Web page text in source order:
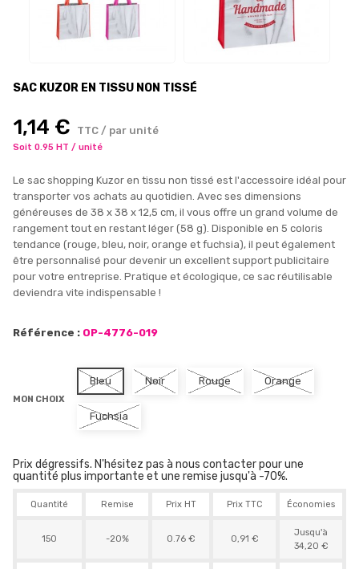
SAC KUZOR EN TISSU NON TISSÉ
1,14 € TTC / par unité
Soit 0.95 HT / unité
Le sac shopping Kuzor en tissu non tissé est l'accessoire idéal pour
transporter vos achats au quotidien. Avec ses dimensions
généreuses de 38 x 38 x 12,5 cm, il vous offre un grand volume de
rangement tout en restant léger (58 g). Disponible en 5 coloris
tendance (rouge, bleu, noir, orange et fuchsia), il peut également
être personnalisé pour devenir un excellent support publicitaire
pour votre entreprise. Pratique et écologique, ce sac réutilisable
deviendra vite indispensable !
Référence : OP-4776-019
MON CHOIX
Bleu Noir Rouge Orange
Fuchsia
Prix dégressifs. N'hésitez pas à nous contacter pour une
quantité plus importante et une remise jusqu'à -70%.
Quantité Remise Prix HT Prix TTC Économies
150 -20% 0.76 € 0,91 €
Jusqu'à
34,20 €